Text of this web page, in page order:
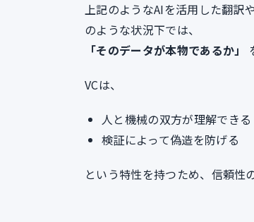
上記のようなAIを活用した翻訳
のような状況下では、
「そのデータが本物であるか」
VCは、
人と機械の双方が理解できる
検証によって偽造を防げる
という特性を持つため、信頼性